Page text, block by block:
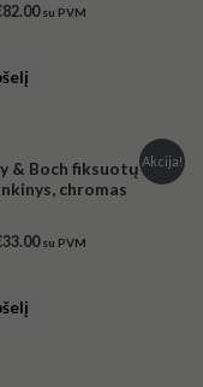
82.00 su PVM
Akcija!
& Boch fiksuotų
chromas
33.00
price
is:
su PVM